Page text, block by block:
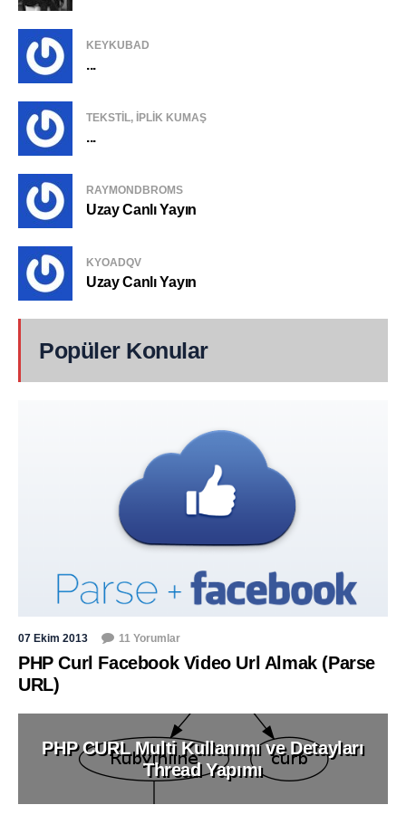
KEYKUBAD
...
TEKSTIL, IPLIK KUMAŞ
...
RAYMONDBROMS
Uzay Canlı Yayın
KYOADQV
Uzay Canlı Yayın
Popüler Konular
07 Ekim 2013 11 Yorumlar
PHP Curl Facebook Video Url Almak (Parse
URL)
PHP CURL Multi Kullanımı ve Detayları
Thread Yapımı